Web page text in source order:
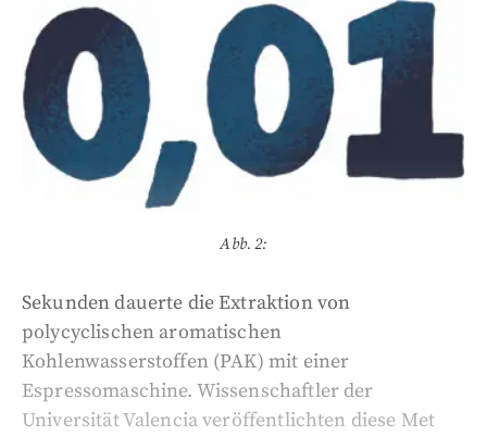
Abb. 2:
Sekunden dauerte die Extraktion von
polycyclischen aromatischen
Kohlenwasserstoffen (PAK) mit einer
Espressomaschine. Wissenschaftler der
Universität Valencia veröffentlichten diese Met